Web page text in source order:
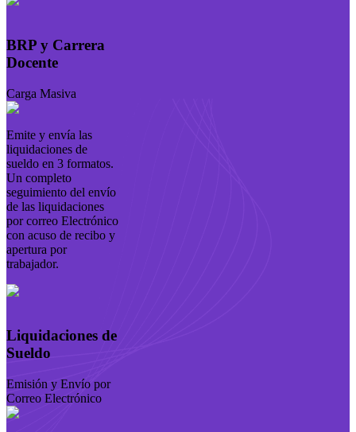
BRP y Carrera
Docente
Carga Masiva
Emite y envía las
liquidaciones de
sueldo en 3 formatos.
Un completo
seguimiento del envío
de las liquidaciones
por correo Electrónico
con acuso de recibo y
apertura por
trabajador.
Liquidaciones de
Sueldo
Emisión y Envío por
Correo Electrónico